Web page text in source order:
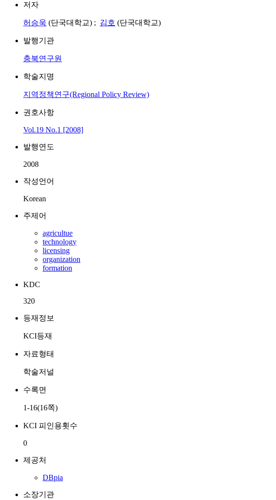
저자
허승욱 (단국대학교) ; 김호 (단국대학교)
발행기관
충북연구원
학술지명
지역정책연구(Regional Policy Review)
권호사항
Vol.19 No.1 [2008]
발행연도
2008
작성언어
Korean
주제어
agricultue
technology
licensing
organization
formation
KDC
320
등재정보
KCI등재
자료형태
학술저널
수록면
1-16(16쪽)
KCI 피인용횟수
0
제공처
DBpia
소장기관